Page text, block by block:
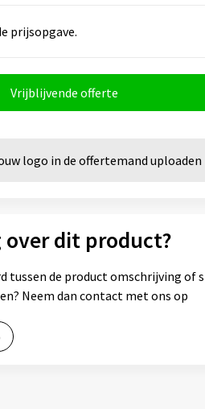
prijsopgave.
Vrijblijvende offerte
logo in de offertemand uploaden
over dit product?
tussen de product omschrijving of
Neem dan contact met ons op